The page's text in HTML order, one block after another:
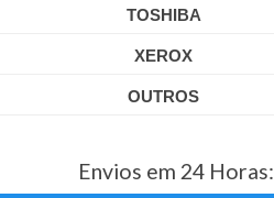
TOSHIBA
XEROX
OUTROS
Envios em 24 Horas: